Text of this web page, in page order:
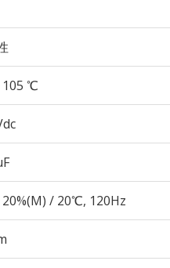
105 ℃
/ 20℃, 120Hz